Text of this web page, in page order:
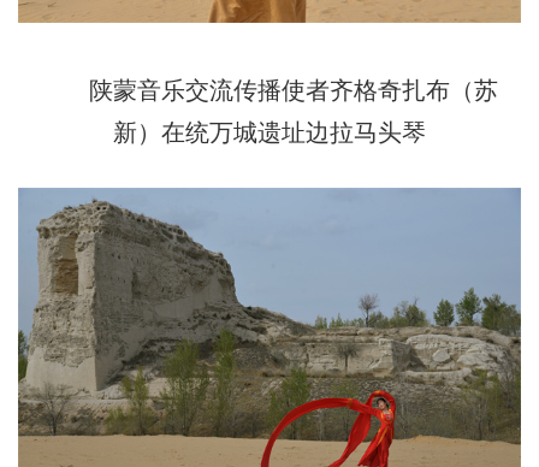
陕蒙音乐交流传播使者齐格奇扎布（苏
新）在统万城遗址边拉马头琴